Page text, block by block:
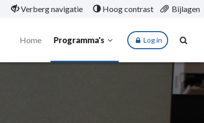
Verberg navigatie Hoog contrast Bijlagen
Home Programma's Log in